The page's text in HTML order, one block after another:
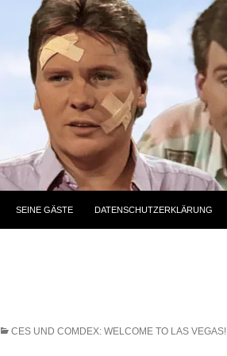
SEINE GÄSTE DATENSCHUTZERKLÄRUNG
CES UND COMDEX: WELCOME TO LAS VEGAS!